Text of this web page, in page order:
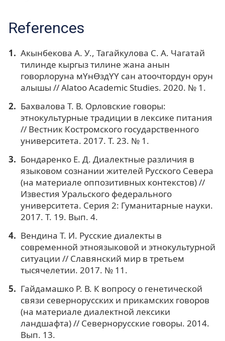
References
Акынбекова А. У., Тагайкулова С. А. Чагатай
тилинде кыргыз тилине жана анын
говорлоруна мYнӨздYY сан атоочтордун орун
алышы // Alatoo Academic Studies. 2020. № 1.
Бахвалова Т. В. Орловские говоры:
этнокультурные традиции в лексике питания
// Вестник Костромского государственного
университета. 2017. Т. 23. № 1.
Бондаренко Е. Д. Диалектные различия в
языковом сознании жителей Русского Севера
(на материале оппозитивных контекстов) //
Известия Уральского федерального
университета. Серия 2: Гуманитарные науки.
2017. Т. 19. Вып. 4.
Вендина Т. И. Русские диалекты в
современной этноязыковой и этнокультурной
ситуации // Славянский мир в третьем
тысячелетии. 2017. № 11.
Гайдамашко Р. В. К вопросу о генетической
связи севернорусских и прикамских говоров
(на материале диалектной лексики
ландшафта) // Севернорусские говоры. 2014.
Вып. 13.